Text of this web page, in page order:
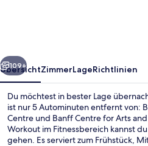
Weiter
109+
ÜbersichtZimmerLageRichtlinien
Du möchtest in bester Lage
ist nur 5 Autominuten entfernt von:
Centre und Banff Centre for Arts
Workout im Fitnessbereich kannst du
gehen. Es serviert zum Frühstück,